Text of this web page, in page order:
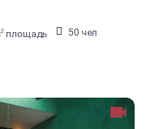
2 площадь
50 чел